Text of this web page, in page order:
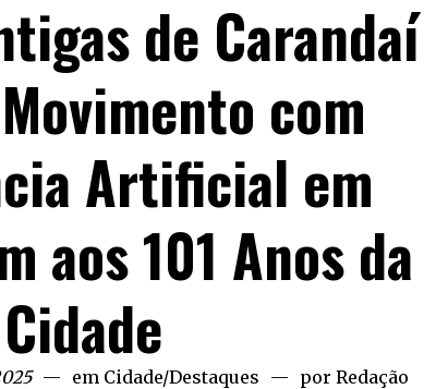
de Carandaí
com
Artificial em
aos 101 Anos da
Cidade
em Cidade/Destaques porRedação